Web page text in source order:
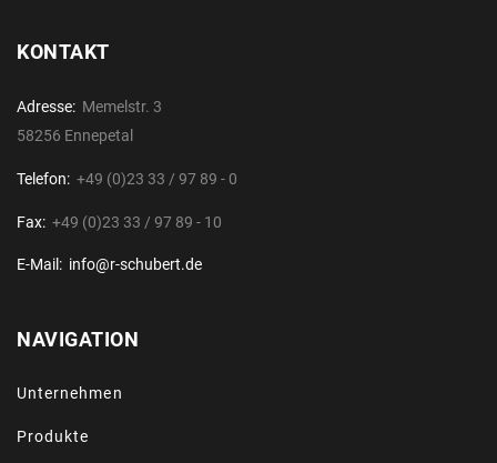
KONTAKT
Adresse: Memelstr. 3
58256 Ennepetal
Telefon: +49 (0)23 33 / 97 89 - 0
Fax: +49 (0)23 33 / 97 89 - 10
E-Mail: info@r-schubert.de
NAVIGATION
Unternehmen
Produkte